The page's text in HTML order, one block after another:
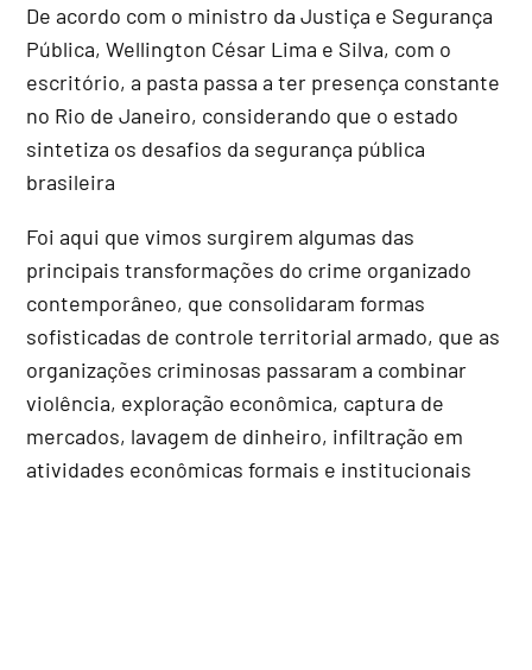
De acordo com o ministro da Justiça e Segurança
Pública, Wellington César Lima e Silva, com o
escritório, a pasta passa a ter presença constante
no Rio de Janeiro, considerando que o estado
sintetiza os desafios da segurança pública
brasileira
Foi aqui que vimos surgirem algumas das
principais transformações do crime organizado
contemporâneo, que consolidaram formas
sofisticadas de controle territorial armado, que as
organizações criminosas passaram a combinar
violência, exploração econômica, captura de
mercados, lavagem de dinheiro, infiltração em
atividades econômicas formais e institucionais